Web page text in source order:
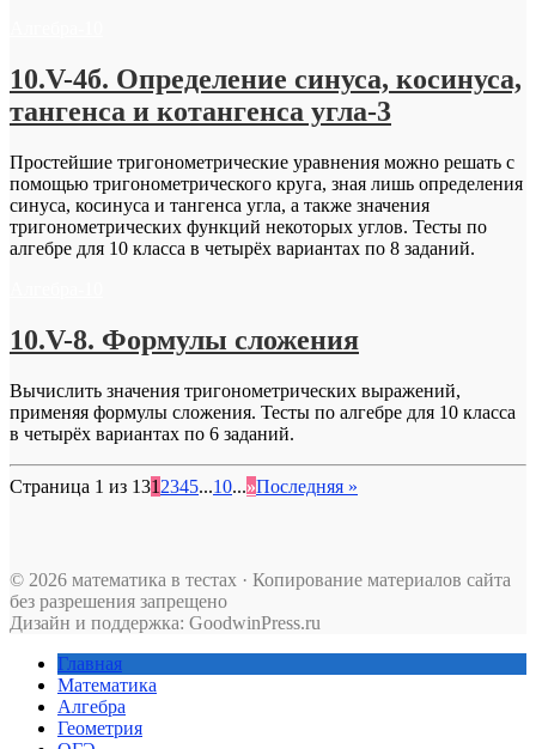
10.V-4б. Определение синуса, косинуса,
тангенса и котангенса угла-3
Простейшие тригонометрические уравнения можно решать с
помощью тригонометрического круга, зная лишь определения
синуса, косинуса и тангенса угла, а также значения
тригонометрических функций некоторых углов. Тесты по
алгебре для 10 класса в четырёх вариантах по 8 заданий.
10.V-8. Формулы сложения
Вычислить значения тригонометрических выражений,
применяя формулы сложения. Тесты по алгебре для 10 класса
в четырёх вариантах по 6 заданий.
Страница 1 из 131 2345...10...»Последняя »
© 2026 математика в тестах · Копирование материалов сайта
без разрешения запрещено
Дизайн и поддержка: GoodwinPress.ru
Главная
Математика
Алгебра
Геометрия